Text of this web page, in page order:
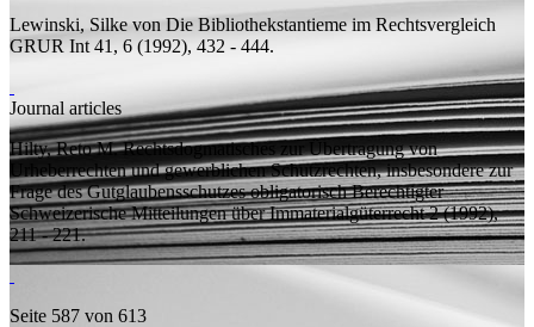
Lewinski, Silke von Die Bibliothekstantieme im Rechtsvergleich
GRUR Int 41, 6 (1992), 432 - 444.
Journal articles
Hilty, Reto M. Rechtsdogmatisches zur Übertragung von
Urheberrechten und gewerblichen Schutzrechten, insbesondere zur
Frage des Gutglaubensschutzes obligatorisch Berechtigter
Schweizerische Mitteilungen über Immaterialgüterrecht 2 (1992),
211 - 221.
Seite 587 von 613